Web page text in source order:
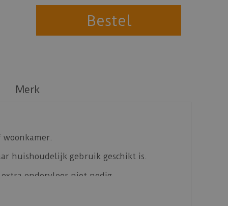
Merk
huishoudelijk gebruik geschikt is.
extra ondervloer niet nodig.